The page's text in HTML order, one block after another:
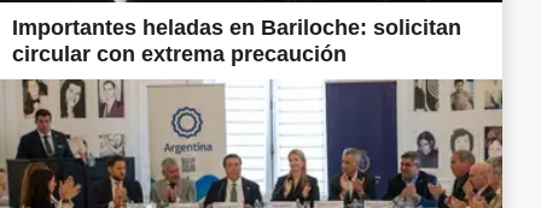
Importantes heladas en Bariloche: solicitan
circular con extrema precaución